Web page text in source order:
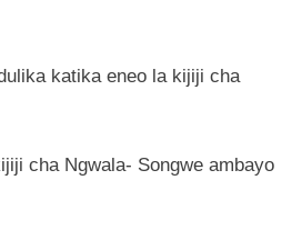
katika eneo la kijiji cha
cha Ngwala- Songwe ambayo